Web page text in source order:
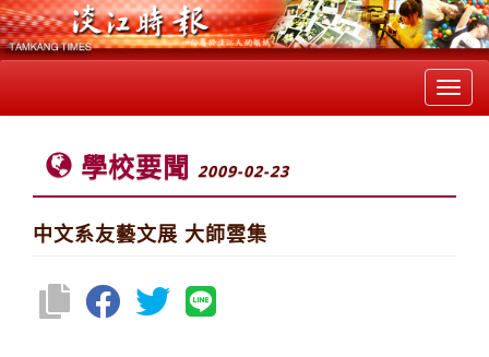
學校要聞 2009-02-23
中文系友藝文展 大師雲集